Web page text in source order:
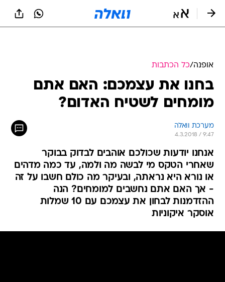
אופנה/כל הכתבות
בחנו את עצמכם: האם אתם
מומחים לשטיח האדום?
מערכת וואלה
4.3.2018 / 9:47
אנחנו יודעות שכולכם אוהבים לבדוק בבוקר
שאחרי הטקס מי לבשה מה ולמה, עד כמה מדהים
או נורא היא נראתה, ובעיקר מה כולם חשבו על זה
- אך האם אתם נחשבים למומחים? הנה
ההזדמנות לבחון את עצמכם עם 10 שמלות
אוסקר איקוניות